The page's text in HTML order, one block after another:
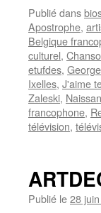
Publié dans
Apostrophe,
Belgique
culturel,
etufdes,
Ixelles, J'aime
Zaleski,
francophone,
télévision,
Publié le28